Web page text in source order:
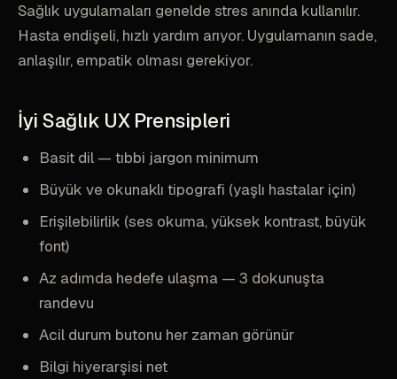
Sağlık uygulamaları genelde stres anında kullanılır.
Hasta endişeli, hızlı yardım arıyor. Uygulamanın sade,
anlaşılır, empatik olması gerekiyor.
İyi Sağlık UX Prensipleri
Basit dil — tıbbi jargon minimum
Büyük ve okunaklı tipografi (yaşlı hastalar için)
Erişilebilirlik (ses okuma, yüksek kontrast, büyük
font)
Az adımda hedefe ulaşma — 3 dokunuşta
randevu
Acil durum butonu her zaman görünür
Bilgi hiyerarşisi net